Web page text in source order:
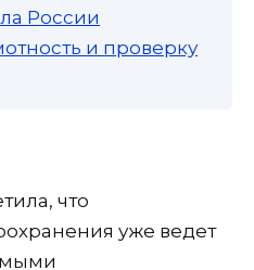
России
и проверку
что
уже ведет